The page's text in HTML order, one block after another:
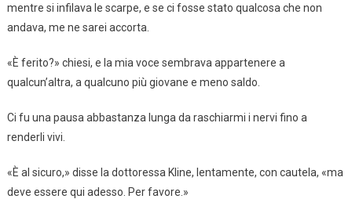
mentre si infilava le scarpe, e se ci fosse stato qualcosa che non
andava, me ne sarei accorta.
«È ferito?» chiesi, e la mia voce sembrava appartenere a
qualcun’altra, a qualcuno più giovane e meno saldo.
Ci fu una pausa abbastanza lunga da raschiarmi i nervi fino a
renderli vivi.
«È al sicuro,» disse la dottoressa Kline, lentamente, con cautela, «ma
deve essere qui adesso. Per favore.»